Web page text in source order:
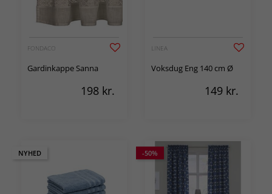
FONDACO
Gardinkappe Sanna
198 kr.
LINEA
Voksdug Eng 140 cm Ø
149 kr.
NYHED -50%